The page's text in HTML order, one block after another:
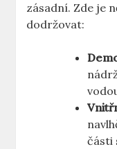
​zásadní. ⁣Zde⁢ je⁢
dodržovat:
části